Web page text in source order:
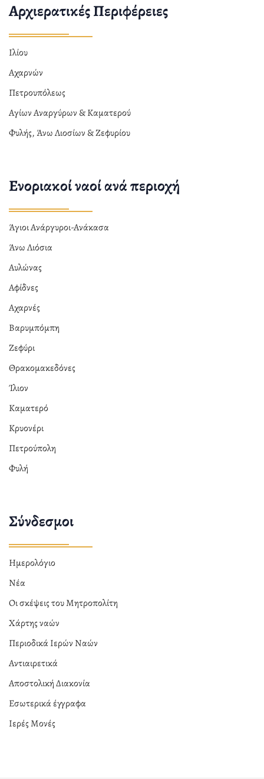
Αρχιερατικές Περιφέρειες
Ιλίου
Αχαρνών
Πετρουπόλεως
Αγίων Αναργύρων & Καματερού
Φυλής, Άνω Λιοσίων & Ζεφυρίου
Ενοριακοί ναοί ανά περιοχή
Άγιοι Ανάργυροι-Ανάκασα
Άνω Λιόσια
Αυλώνας
Αφίδνες
Αχαρνές
Βαρυμπόμπη
Ζεφύρι
Θρακομακεδόνες
Ίλιον
Καματερό
Κρυονέρι
Πετρούπολη
Φυλή
Σύνδεσμοι
Ημερολόγιο
Νέα
Οι σκέψεις του Μητροπολίτη
Χάρτης ναών
Περιοδικά Ιερών Ναών
Αντιαιρετικά
Αποστολική Διακονία
Εσωτερικά έγγραφα
Ιερές Μονές